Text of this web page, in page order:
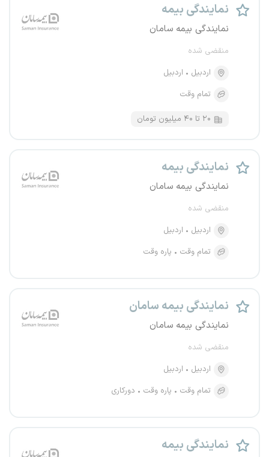
نمایندگی بیمه
نمایندگی بیمه سامان
منقضی شده
اردبیل
اردبیل
تمام وقت
۲۰ تا ۴۰ میلیون تومان
نمایندگی بیمه
نمایندگی بیمه سامان
منقضی شده
اردبیل
اردبیل
تمام وقت
پاره وقت
نمایندگی بیمه سامان
نمایندگی بیمه سامان
منقضی شده
اردبیل
اردبیل
تمام وقت
پاره وقت دورکاری
نمایندگی بیمه